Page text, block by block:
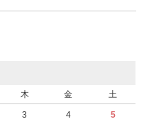
木 金 土
3 4 5